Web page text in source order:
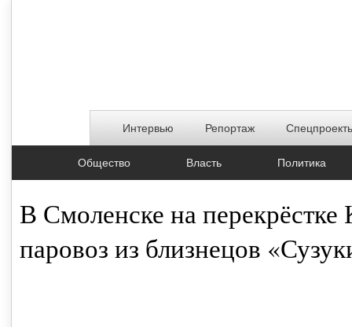
Интервью Репортаж
Общество Власть Политика
В Смоленске на перекрёстке
паровоз из близнецов